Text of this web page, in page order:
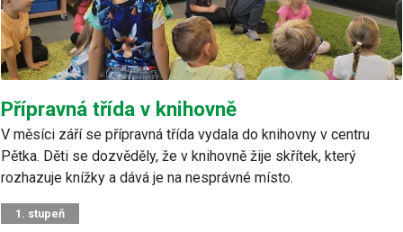
Přípravná třída v knihovně
V měsíci září se přípravná třída vydala do knihovny v centru
Pětka. Děti se dozvěděly, že v knihovně žije skřítek, který
rozhazuje knížky a dává je na nesprávné místo.
1. stupeň